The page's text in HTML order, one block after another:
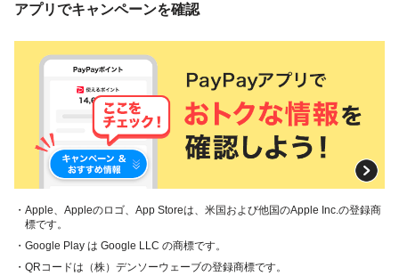
アプリでキャンペーンを確認
・Apple、Appleのロゴ、App Storeは、米国および他国のApple Inc.の登録商
標です。
・Google Play は Google LLC の商標です。
・QRコードは（株）デンソーウェーブの登録商標です。